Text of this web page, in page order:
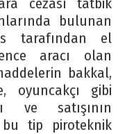
cezası tatbik
bulunan
tarafından el
aracı olan
bakkal,
oyuncakçı gibi
ve satışının
bu tip piroteknik